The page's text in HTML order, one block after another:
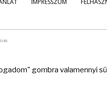
IMPRESSZUM
gombra valamennyi